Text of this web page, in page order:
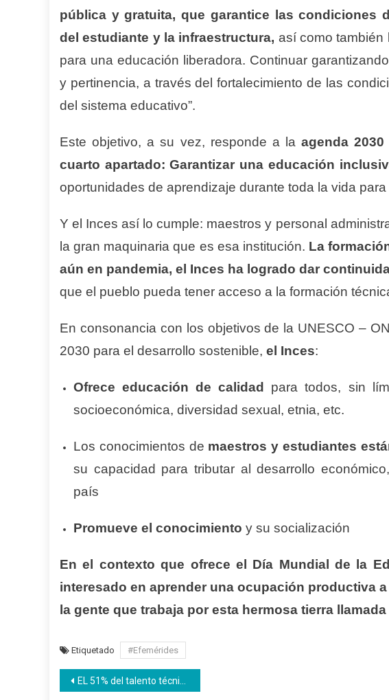
pública y gratuita, que garantice las condiciones
del estudiante y la infraestructura, así como también
para una educación liberadora. Continuar
y pertinencia, a través del fortalecimiento de las
del sistema educativo”.
Este objetivo, a su vez, responde a laagenda
cuarto apartado: Garantizar una educación
oportunidades de aprendizaje durante toda la vida para
Y el Inces así lo cumple: maestros y personal
la gran maquinaria que es esa institución. La
aún en pandemia, el Inces ha logrado dar
que el pueblo pueda tener acceso a la formación
En consonancia con los objetivos de la UNESCO –
2030 para el desarrollo sostenible, el Inces:
Ofrece educación de calidad
para todos, sin
socioeconómica, diversidad sexual, etnia, etc.
Los conocimientos de maestros y estudiantes
su capacidad para tributar al desarrollo
país
Promueve el conocimiento y su socialización
En el contexto que ofrece el Día Mundial de la
interesado en aprender una ocupación productiva
la gente que trabaja por esta hermosa tierra llamada
Etiquetado #Efemérides
Navegación
EL 51% del talento técnico en Venezuela es femenino